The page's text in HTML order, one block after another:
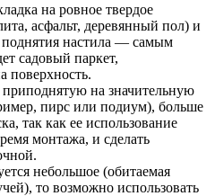
на ровное твердое
асфальт, деревянный пол) и
поднятия настила — самым
садовый паркет,
поверхность.
на значительную
пирс или подиум), больше
так как ее использование
монтажа, и сделать
небольшое (обитаемая
то возможно использовать